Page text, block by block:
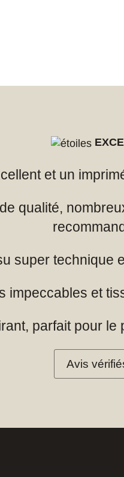
et un
qualité,
super technique
impeccables et
parfait pour
Avis